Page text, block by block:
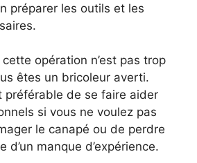
préparer les outils et les
opération n’est pas trop
êtes un bricoleur averti.
préférable de se faire aider
si vous ne voulez pas
le canapé ou de perdre
d’un manque d’expérience.